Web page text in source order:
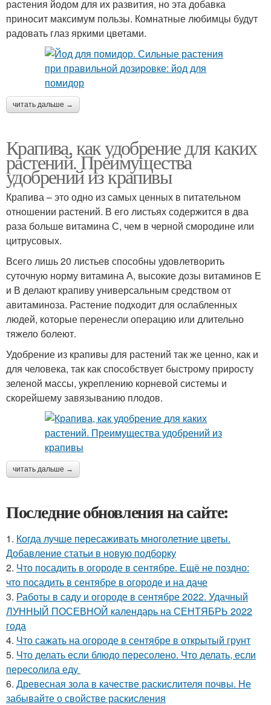
растения йодом для их развития, но эта добавка
приносит максимум пользы. Комнатные любимцы будут
радовать глаз яркими цветами.
читать дальше →
Крапива, как удобрение для каких
растений. Преимущества
удобрений из крапивы
Крапива – это одно из самых ценных в питательном
отношении растений. В его листьях содержится в два
раза больше витамина С, чем в черной смородине или
цитрусовых.
Всего лишь 20 листьев способны удовлетворить
суточную норму витамина А, высокие дозы витаминов Е
и В делают крапиву универсальным средством от
авитаминоза. Растение подходит для ослабленных
людей, которые перенесли операцию или длительно
тяжело болеют.
Удобрение из крапивы для растений так же ценно, как и
для человека, так как способствует быстрому приросту
зеленой массы, укреплению корневой системы и
скорейшему завязыванию плодов.
читать дальше →
Последние обновления на сайте:
1. Когда лучше пересаживать многолетние цветы.
Добавление статьи в новую подборку
2. Что посадить в огороде в сентябре. Ещё не поздно:
что посадить в сентябре в огороде и на даче
3. Работы в саду и огороде в сентябре 2022. Удачный
ЛУННЫЙ ПОСЕВНОЙ календарь на СЕНТЯБРЬ 2022
года
4. Что сажать на огороде в сентябре в открытый грунт
5. Что делать если блюдо пересолено. Что делать, если
пересолила еду
6. Древесная зола в качестве раскислителя почвы. Не
забывайте о свойстве раскисления